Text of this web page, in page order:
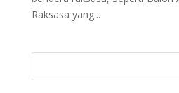
Raksasa yang...